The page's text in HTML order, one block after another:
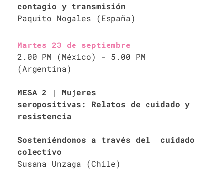
contagio y transmisión
Paquito Nogales (España)
Martes 23 de septiembre
2.00 PM (México) - 5.00 PM
(Argentina)
MESA 2 | Mujeres
seropositivas: Relatos de cuidado y
resistencia
Sosteniéndonos a través del cuidado
colectivo
Susana Unzaga (Chile)